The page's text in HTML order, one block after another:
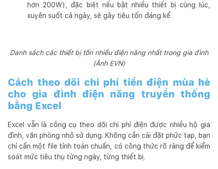
hơn 200W), đặc biệt nếu bật nhiều thiết bị cùng lúc,
xuyên suốt cả ngày, sẽ gây tiêu tốn đáng kể.
Danh sách các thiết bị tốn nhiều điện năng nhất trong gia đình
(Ảnh EVN)
Cách theo dõi chi phí tiền điện mùa hè
cho gia đình điện năng truyền thống
bằng Excel
Excel vẫn là công cụ theo dõi chi phí điện được nhiều hộ gia
đình, văn phòng nhỏ sử dụng. Không cần cài đặt phức tạp, bạn
chỉ cần một file tính toán chuẩn, có công thức rõ ràng để kiểm
soát mức tiêu thụ từng ngày, từng thiết bị.